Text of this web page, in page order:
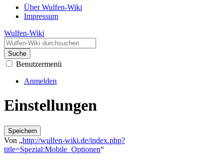
Über Wulfen-Wiki
Impressum
Wulfen-Wiki
Suche
Benutzermenü
Anmelden
Einstellungen
Speichern
Von „http://wulfen-wiki.de/index.php?
title=Spezial:Mobile_Optionen“